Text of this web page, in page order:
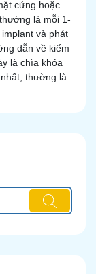
cứng hoặc
là mỗi 1-
và phát
dẫn về kiểm
là chìa khóa
thường là